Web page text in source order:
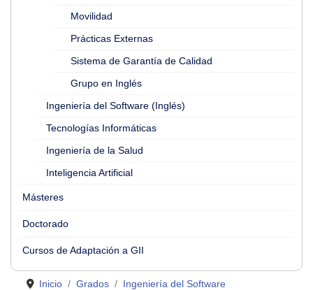
Movilidad
Prácticas Externas
Sistema de Garantía de Calidad
Grupo en Inglés
Ingeniería del Software (Inglés)
Tecnologías Informáticas
Ingeniería de la Salud
Inteligencia Artificial
Másteres
Doctorado
Cursos de Adaptación a GII
Inicio Grados
Ingeniería del Software